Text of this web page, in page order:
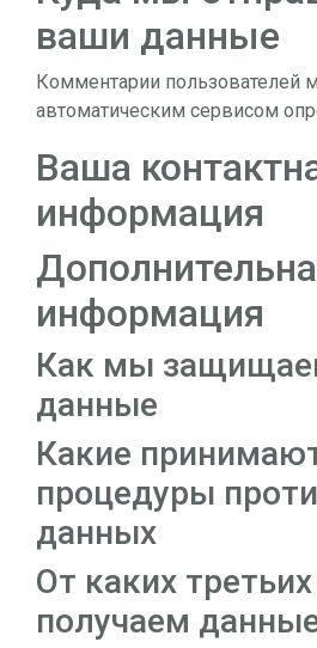
ваши данные
Комментарии пользователей
автоматическим сервисом
Ваша
информация
информация
Как мы
данные
Какие
процедуры
данных
От каких
получаем